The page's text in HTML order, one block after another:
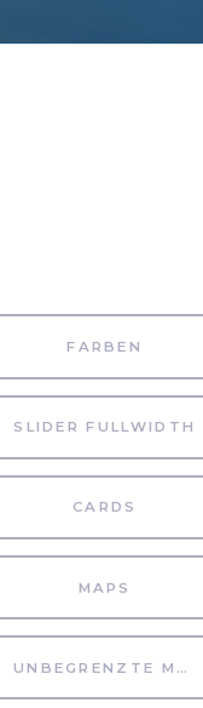
FARBEN
SLIDER FULLWIDTH
CARDS
MAPS
UNBEGRENZTE MÖGLICHKEITEN